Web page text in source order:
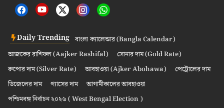
Daily Trending বাংলা ক্যালেন্ডার (Bangla Calendar)
আজকের রাশিফল (Aajker Rashifal)
সোনার দাম (Gold Rate)
রুপোর দাম (Silver Rate)
আবহাওয়া (Ajker Abohawa)
পেট্রোলের দাম
ডিজেলের দাম
গ্যাসের দাম
আগামীকালের আবহাওয়া
পশ্চিমবঙ্গ নির্বাচন ২০২৬ ( West Bengal Election )